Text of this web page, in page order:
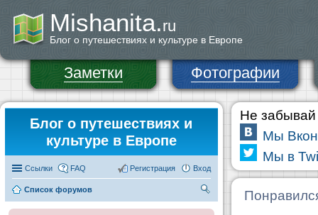
Mishanita.ru
Блог о путешествиях и культуре в Европе
Заметки Фотографии
Блог о путешествиях и
культуре в Европе
Ссылки FAQ Вход
Регистрация
Список форумов
Не забывай
Мы
Мы в